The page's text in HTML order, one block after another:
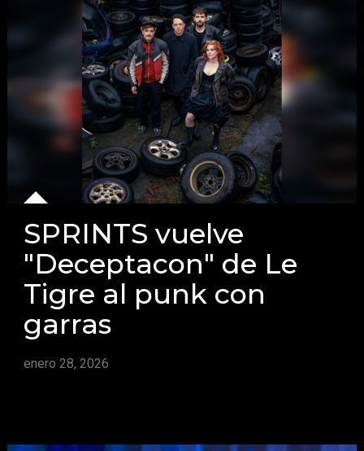
SPRINTS vuelve
"Deceptacon" de Le
Tigre al punk con
garras
enero 28, 2026